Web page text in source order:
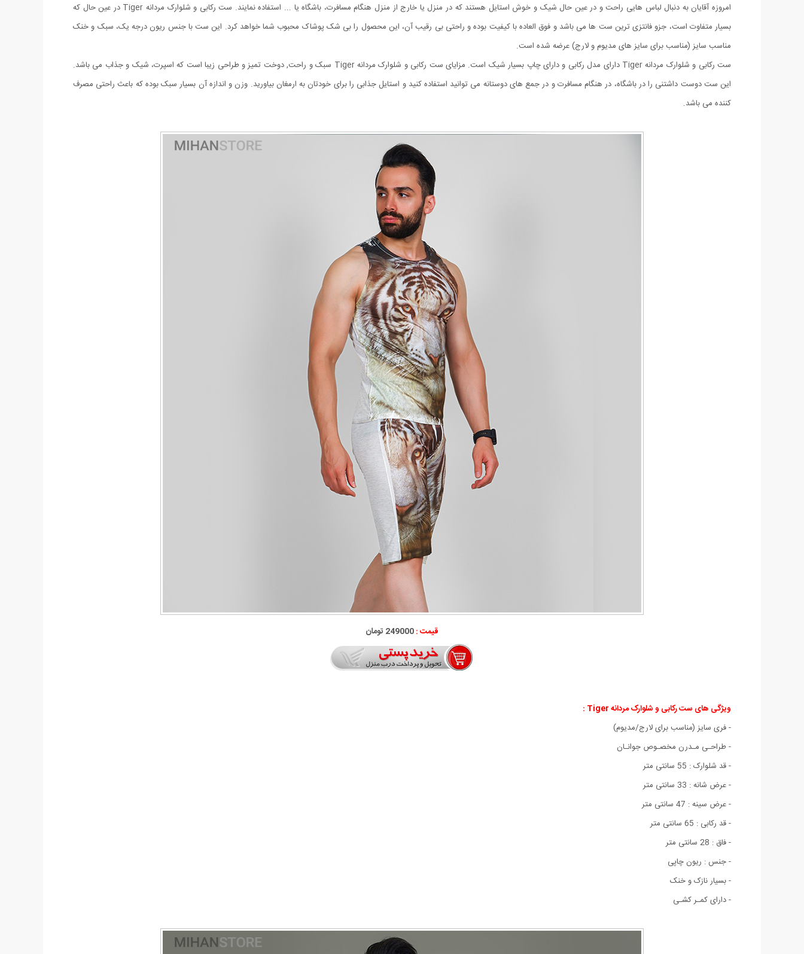
امروزه آقایان به دنبال لباس هایی راحت و در عین حال شیک و خوش استایل هستند که در منزل یا خارج از منزل هنگام مسافرت، باشگاه یا ... استفاده نمایند. ست رکابی و شلوارک مردانه Tiger در عین حال که
بسیار متفاوت است، جزو فانتزی ترین ست ها می باشد و فوق العاده با کیفیت بوده و راحتی بی رقیب آن، این محصول را بی شک پوشاک محبوب شما خواهد کرد. این ست با جنس ریون درجه یک، سبک و خنک
مناسب سایز (مناسب برای سایز های مدیوم و لارج) عرضه شده است.
ست رکابی و شلوارک مردانه Tiger دارای مدل رکابی و دارای چاپ بسیار شیک است. مزايای ست رکابی و شلوارک مردانه Tiger سبک و راحت, دوخت تميز و طراحی زیبا است که اسپرت، شیک و جذاب می باشد.
این ست دوست داشتنی را در باشگاه، در هنگام مسافرت و در جمع های دوستانه می توانید استفاده کنید و استایل جذابی را برای خودتان به ارمغان بیاورید. وزن و اندازه آن بسیار سبک بوده که باعث راحتی مصرف
کننده می باشد.
قیمت :249000 تومان
ویژگی های ست رکابی و شلوارک مردانه Tiger
:
- فری سایز (مناسب برای لارج/مدیوم)
- طراحـی مـدرن مخصـوص جوانـان
- قد شلوارک : 55 سانتی متر
- عرض شانه : 33 سانتی متر
- عرض سینه : 47 سانتی متر
- قد رکابی : 65 سانتی متر
- فاق : 28 سانتی متر
- جنس : ریون چاپی
- بسیار نازک و خنک
- دارای کمـر کشـی